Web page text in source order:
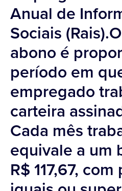
Anual de
Sociais
abono é
período em
empregado
carteira
Cada mês
equivale a um
R$ 117,67,